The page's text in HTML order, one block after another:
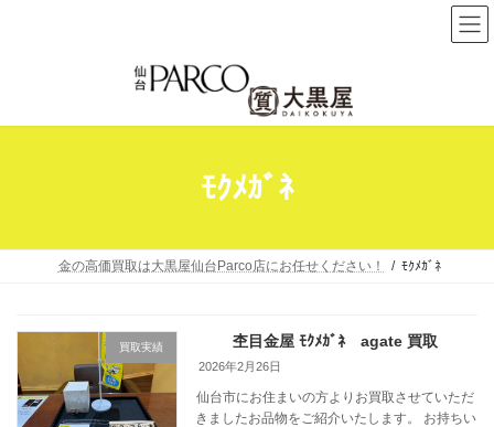
ン
テ
ン
ス
キ
ビ
ゲ
ー
ン
に
ﾓｸﾒｶﾞﾈ
金の高価買取は大黒屋仙台Parco店にお任せください！ ﾓｸﾒｶﾞﾈ
買取実績 杢目金屋 ﾓｸﾒｶﾞﾈ agate 買取
2026年2月26日
仙台市にお住まいの方よりお買取させていただ
きましたお品物をご紹介いたします。 お持ちい